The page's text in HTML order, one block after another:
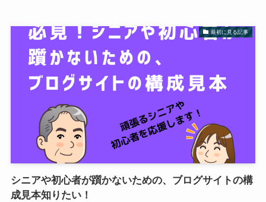
最初に見る記事
シニアや初心者が躓かないための、ブログサイトの構
成見本知りたい！